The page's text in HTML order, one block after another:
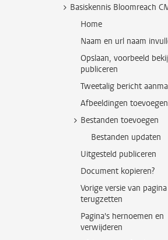
Basiskennis Bloomreach
Home
Naam en url naam
Opslaan, voorbeeld
publiceren
Tweetalig bericht
Afbeeldingen toevoegen
Bestanden toevoegen
Bestanden updaten
Uitgesteld publiceren
Document kopieren?
Vorige versie van pagina
terugzetten
Pagina's hernoemen en
verwijderen